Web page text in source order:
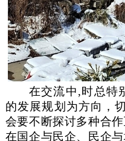
在交流中,时总特
的发展规划为方向 ，
会要不断探讨多种合
在国企与民企、民企